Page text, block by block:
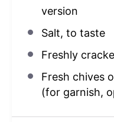
version
Salt, to taste
Freshly
Fresh chives
(for garnish,